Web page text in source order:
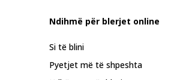
Ndihmë për blerjet online
Si të blini
Pyetjet më të shpeshta